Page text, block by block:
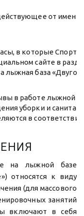
от имени
в которые
сайте в
лыжная база
в работе лыжной
уборки и
в
на лыжной базе
относятся к виду
(для массового
занятий
включают в себя